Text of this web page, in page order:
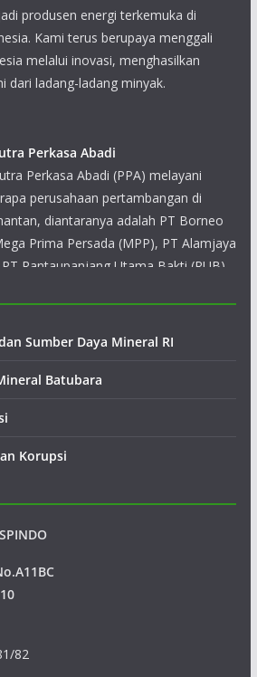
minyak bumi dari ladang-ladang
di Kalimantan, diantaranya
(BIB), PT Mega Prima Persada
(ABP), PT Rantaupanjang
PT Kaltim Jaya Bara (KJB).
Indonesia
keahlian in-house yang terlengkap
Chile, Indonesia dan Mongolia
Sumber Daya Mineral RI
Batubara
Korupsi
82